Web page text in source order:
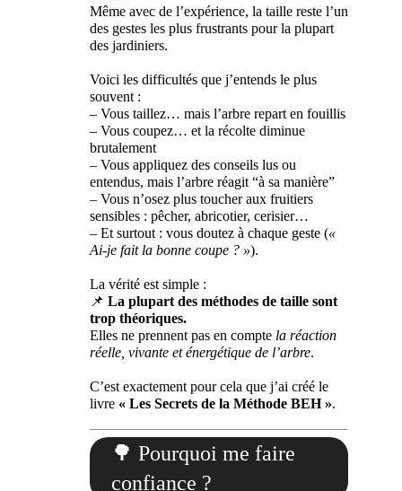
Même avec de l’expérience, la taille reste l’un
des gestes les plus frustrants pour la plupart
des jardiniers.
Voici les difficultés que j’entends le plus
souvent :
– Vous taillez… mais l’arbre repart en fouillis
– Vous coupez… et la récolte diminue
brutalement
– Vous appliquez des conseils lus ou
entendus, mais l’arbre réagit “à sa manière”
– Vous n’osez plus toucher aux fruitiers
sensibles : pêcher, abricotier, cerisier…
– Et surtout : vous doutez à chaque geste («
Ai-je fait la bonne coupe ? »).
La vérité est simple :
📌 La plupart des méthodes de taille sont
trop théoriques.
Elles ne prennent pas en compte la réaction
réelle, vivante et énergétique de l’arbre.
C’est exactement pour cela que j’ai créé le
livre « Les Secrets de la Méthode BEH ».
🌳 Pourquoi me faire
confiance ?